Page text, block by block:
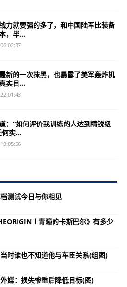
力就要强的多了，和中国陆军比装备
，毕...
新的一次抹黑，也暴露了美军轰炸机
实目...
：“如何评价我训练的人达到精锐级
何实...
测试今日与你相见
青瞳的卡斯巴尔》有多少
时谁也不知道他与车臣关系(组图)
媒：损失惨重后降低目标(图)